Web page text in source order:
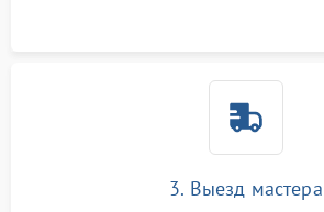
3. Выезд мастера